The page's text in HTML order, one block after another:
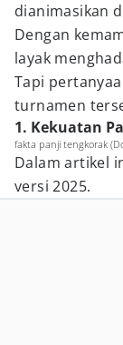
dianimasikan
Dengan
layak
Tapi
turnamen
1. Kekuatan
fakta panji tengkorak
Dalam artikel
versi 2025.